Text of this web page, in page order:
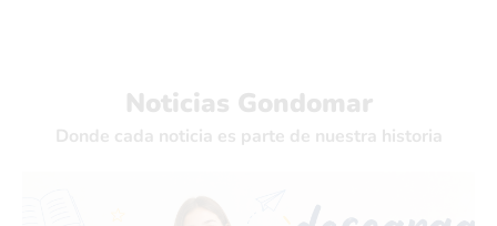
Noticias Gondomar
Donde cada noticia es parte de nuestra historia